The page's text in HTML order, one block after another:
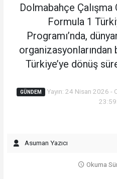
Dolmabahçe Çalışma
Formula 1
Programı’nda,
organizasyonlarından
Türkiye’ye dönüş
GÜNDEM
Yayın: 24 Nisan 2026 -
Asuman Yazıcı
Okuma